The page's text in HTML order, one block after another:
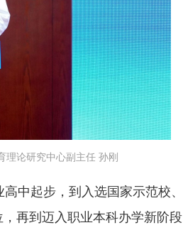
理论研究中心副主任 孙刚
起步，到入选国家示范校、
再到迈入职业本科办学新阶段